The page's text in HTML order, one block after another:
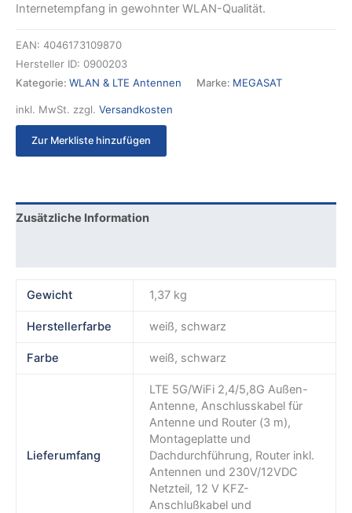
Internetempfang in gewohnter WLAN-Qualität.
EAN: 4046173109870
Hersteller ID: 0900203
Kategorie: WLAN & LTE Antennen Marke: MEGASAT
inkl. MwSt. zzgl. Versandkosten
Zur Merkliste hinzufügen
Zusätzliche Information
Gewicht 1,37 kg
Herstellerfarbe weiß, schwarz
Farbe weiß, schwarz
Lieferumfang
LTE 5G/WiFi 2,4/5,8G Außen-
Antenne, Anschlusskabel für
Antenne und Router (3 m),
Montageplatte und
Dachdurchführung, Router inkl.
Antennen und 230V/12VDC
Netzteil, 12 V KFZ-
Anschlußkabel und